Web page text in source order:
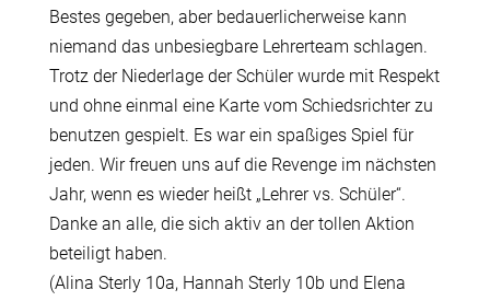
Bestes gegeben, aber bedauerlicherweise kann
niemand das unbesiegbare Lehrerteam schlagen.
Trotz der Niederlage der Schüler wurde mit Respekt
und ohne einmal eine Karte vom Schiedsrichter zu
benutzen gespielt. Es war ein spaßiges Spiel für
jeden. Wir freuen uns auf die Revenge im nächsten
Jahr, wenn es wieder heißt „Lehrer vs. Schüler“.
Danke an alle, die sich aktiv an der tollen Aktion
beteiligt haben.
(Alina Sterly 10a, Hannah Sterly 10b und Elena